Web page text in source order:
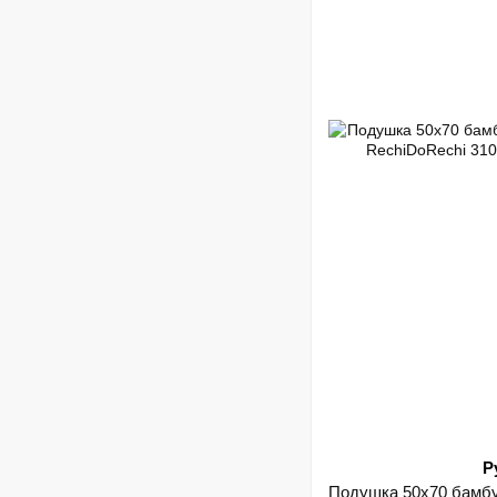
Подушка 50х70